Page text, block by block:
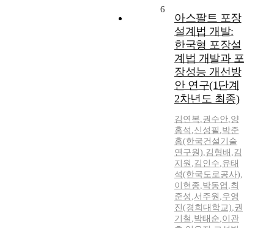
6
아스팔트 포장
설계법 개발:
한국형 포장설
계법 개발과 포
장성능 개선방
안 연구(1단계
2차년도 최종)
김연복,권수안,양
홍석 ,신성필 ,박준
홍(한국건설기술
연구원),김형배 ,김
지원 ,김인수,유태
석(한국도로공사),
이현종,박동엽 ,최
준성 ,서주원 ,우영
진(경희대학교),권
기철 ,박태순,이관